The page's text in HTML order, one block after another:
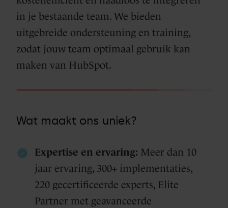
in je bestaande team. We bieden
uitgebreide ondersteuning en training,
zodat jouw team optimaal gebruik kan
maken van HubSpot.
Wat maakt ons uniek?
Expertise en ervaring: Meer dan 10
jaar ervaring, 300+ implementaties,
220 gecertificeerde experts, Elite
Partner met geavanceerde